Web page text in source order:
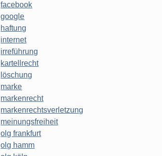
facebook
google
haftung
internet
irreführung
kartellrecht
löschung
marke
markenrecht
markenrechtsverletzung
meinungsfreiheit
olg frankfurt
olg hamm